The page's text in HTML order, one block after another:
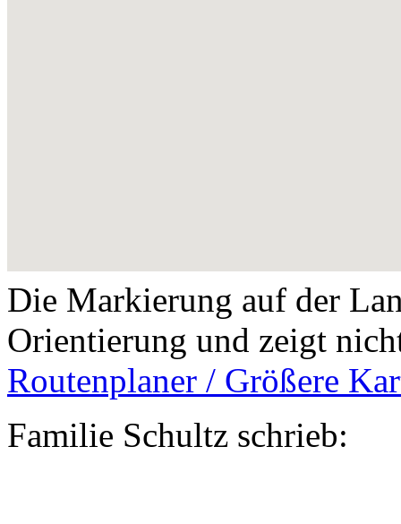
Die Markierung auf der
Orientierung und zeigt
Routenplaner / Größere
Familie Schultz schrieb: